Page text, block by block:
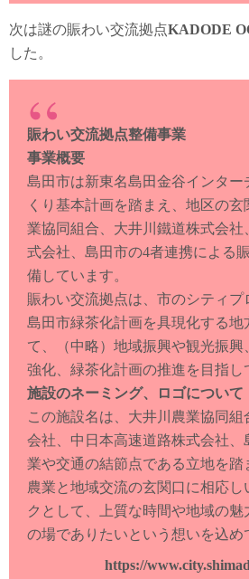
次は謎の賑わい交流拠点KADODE
した。
賑わい交流拠点整備事業
事業概要
島田市は新東名島田金谷インター
くり基本計画を踏まえ、地区の
業協同組合、大井川鐵道株式会社
式会社、島田市の4者連携による
備しています。
賑わい交流拠点は、市のシティプ
島田市緑茶化計画を具現化する地
て、（中略）地域振興や観光振
強化、緑茶化計画の推進を目指し
施設のネーミング、ロゴについて
この施設名は、大井川農業協同
会社、中日本高速道路株式会社、
業や交通の結節点である立地を踏
農業と地域交流の玄関口に相応
クとして、上質な時間や地域の
の場でありたいという想いを込め
https://